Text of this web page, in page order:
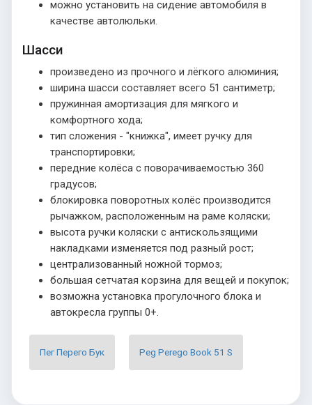
можно установить на сидение автомобиля в
качестве автолюльки.
Шасси
произведено из прочного и лёгкого алюминия;
ширина шасси составляет всего 51 сантиметр;
пружинная амортизация для мягкого и
комфортного хода;
тип сложения - "книжка", имеет ручку для
транспортировки;
передние колёса с поворачиваемостью 360
градусов;
блокировка поворотных колёс производится
рычажком, расположенным на раме коляски;
высота ручки коляски с антискользящими
накладками изменяется под разный рост;
централизованный ножной тормоз;
большая сетчатая корзина для вещей и покупок;
возможна установка прогулочного блока и
автокресла группы 0+.
Пег Перего Бук Peg Perego Book 51 S